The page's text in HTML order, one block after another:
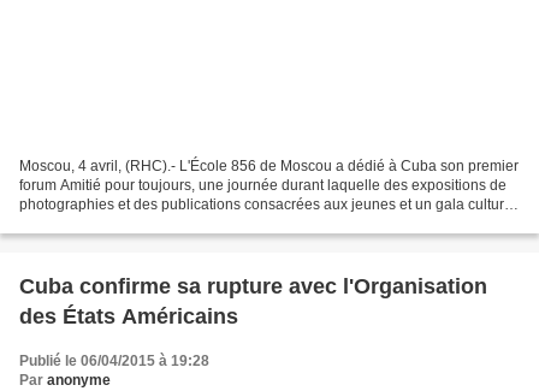
Moscou, 4 avril, (RHC).- L'École 856 de Moscou a dédié à Cuba son premier
forum Amitié pour toujours, une journée durant laquelle des expositions de
photographies et des publications consacrées aux jeunes et un gala culturel
Cuba confirme sa rupture avec l'Organisation
des États Américains
Publié le 06/04/2015 à 19:28
Par anonyme